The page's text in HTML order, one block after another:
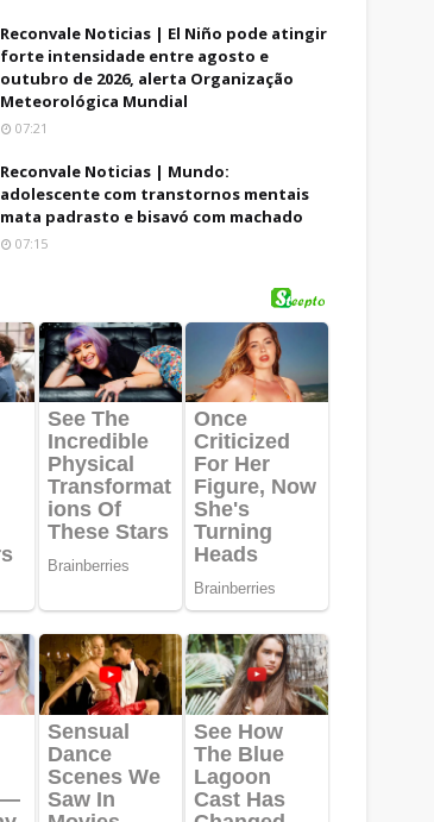
Reconvale Noticias | El Niño pode atingir
forte intensidade entre agosto e
outubro de 2026, alerta Organização
Meteorológica Mundial
07:21
Reconvale Noticias | Mundo:
adolescente com transtornos mentais
mata padrasto e bisavó com machado
07:15